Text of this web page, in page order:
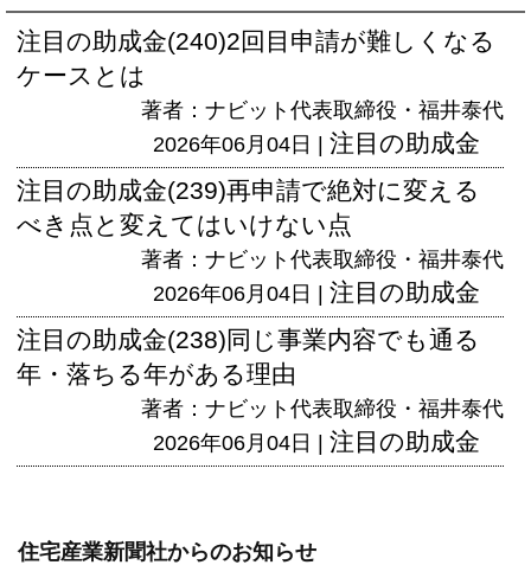
注目の助成金(240)2回目申請が難しくなる
ケースとは
著者：ナビット代表取締役・福井泰代
2026年06月04日 | 注目の助成金
注目の助成金(239)再申請で絶対に変える
べき点と変えてはいけない点
著者：ナビット代表取締役・福井泰代
2026年06月04日 | 注目の助成金
注目の助成金(238)同じ事業内容でも通る
年・落ちる年がある理由
著者：ナビット代表取締役・福井泰代
2026年06月04日 | 注目の助成金
住宅産業新聞社からのお知らせ